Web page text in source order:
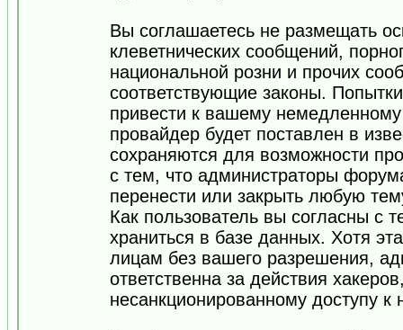
Вы соглашаетесь не размещать
клеветнических сообщений,
национальной розни и прочих
соответствующие законы.
привести к вашему
провайдер будет поставлен в
сохраняются для возможности
с тем, что администраторы
перенести или закрыть любую
Как пользователь вы согласны с
храниться в базе данных. Хотя
лицам без вашего разрешения,
ответственна за действия
несанкционированному доступу к